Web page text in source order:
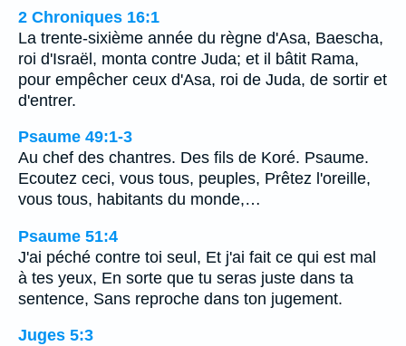
2 Chroniques 16:1
La trente-sixième année du règne d'Asa, Baescha,
roi d'Israël, monta contre Juda; et il bâtit Rama,
pour empêcher ceux d'Asa, roi de Juda, de sortir et
d'entrer.
Psaume 49:1-3
Au chef des chantres. Des fils de Koré. Psaume.
Ecoutez ceci, vous tous, peuples, Prêtez l'oreille,
vous tous, habitants du monde,…
Psaume 51:4
J'ai péché contre toi seul, Et j'ai fait ce qui est mal
à tes yeux, En sorte que tu seras juste dans ta
sentence, Sans reproche dans ton jugement.
Juges 5:3